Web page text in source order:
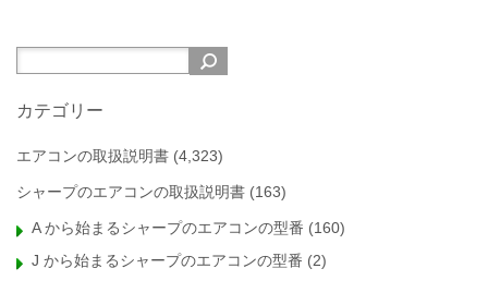
カテゴリー
エアコンの取扱説明書 (4,323)
シャープのエアコンの取扱説明書 (163)
A から始まるシャープのエアコンの型番 (160)
J から始まるシャープのエアコンの型番 (2)